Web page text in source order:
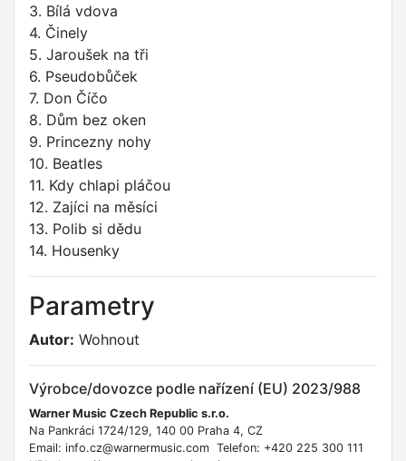
3. Bílá vdova
4. Činely
5. Jaroušek na tři
6. Pseudobůček
7. Don Číčo
8. Dům bez oken
9. Princezny nohy
10. Beatles
11. Kdy chlapi pláčou
12. Zajíci na měsíci
13. Polib si dědu
14. Housenky
Parametry
Autor: Wohnout
Výrobce/dovozce podle nařízení (EU) 2023/988
Warner Music Czech Republic s.r.o.
Na Pankráci 1724/129, 140 00 Praha 4, CZ
Email: info.cz@warnermusic.com Telefon: +420 225 300 111